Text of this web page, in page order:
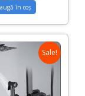
în coș
Sale!